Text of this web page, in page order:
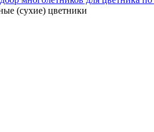
(сухие) цветники